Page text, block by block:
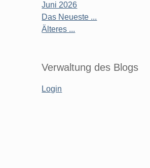
Juni 2026
Das Neueste ...
Älteres ...
Verwaltung des Blogs
Login